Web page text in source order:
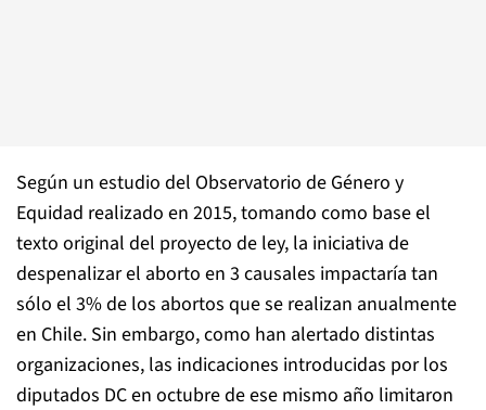
Según un estudio del Observatorio de Género y
Equidad realizado en 2015, tomando como base el
texto original del proyecto de ley, la iniciativa de
despenalizar el aborto en 3 causales impactaría tan
sólo el 3% de los abortos que se realizan anualmente
en Chile. Sin embargo, como han alertado distintas
organizaciones, las indicaciones introducidas por los
diputados DC en octubre de ese mismo año limitaron